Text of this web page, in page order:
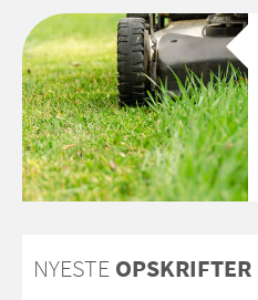
med SPF kan erstatte
solcreme, når man bevæger
sig ud i solen
NYESTE OPSKRIFTER